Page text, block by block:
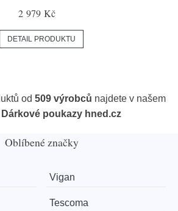
2 979 Kč
DETAIL PRODUKTU
od 509 výrobců najdete v našem
Dárkové poukazy hned.cz
Oblíbené značky
Vigan
Tescoma